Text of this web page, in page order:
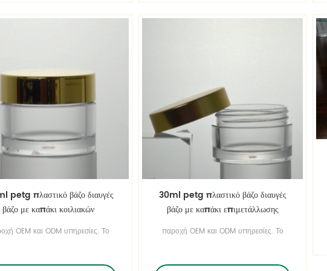
petg πλαστικό βάζο διαυγές
βάζο με καπάκι κοιλιακών
OEM και ODM υπηρεσίες. Το
είναι ένα δοχείο γεμάτο
30ml petg πλαστικό βάζο διαυγές
βάζο με καπάκι επιμετάλλωσης
παροχή OEM και ODM υπηρεσίες. Το
υλικού, είναι ένα δοχείο γεμάτο